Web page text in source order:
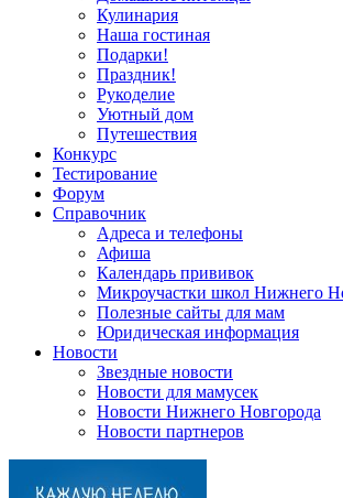
Кулинария
Наша гостиная
Подарки!
Праздник!
Рукоделие
Уютный дом
Путешествия
Конкурс
Тестирование
Форум
Справочник
Адреса и телефоны
Афиша
Календарь прививок
Микроучастки школ Нижнего
Полезные сайты для мам
Юридическая информация
Новости
Звездные новости
Новости для мамусек
Новости Нижнего Новгорода
Новости партнеров